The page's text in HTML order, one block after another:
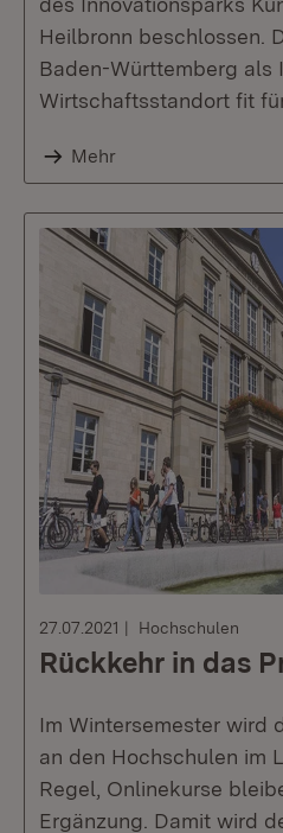
Heilbronn beschlossen.
Baden-Württemberg als
Wirtschaftsstandort fit
Mehr
27.07.2021 Hochschulen
Rückkehr in das
Im Wintersemester wird
an den Hochschulen im
Regel, Onlinekurse
Ergänzung. Damit wird